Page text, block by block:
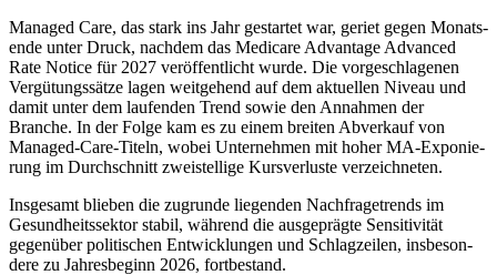
Managed Care, das stark ins Jahr gestartet war, geriet gegen Monats­
ende unter Druck, nach­dem das Medicare Advan­tage Advanced
Rate Notice für 2027 veröf­fent­licht wurde. Die vorge­schlagenen
Vergü­tungs­sätze lagen weitge­hend auf dem aktuellen Niveau und
damit unter dem laufenden Trend sowie den Annahmen der
Branche. In der Folge kam es zu einem breiten Abver­kauf von
Managed-Care-Titeln, wobei Unter­nehmen mit hoher MA-Exponie­
rung im Durch­schnitt zweistel­lige Kursver­luste verzeich­neten.
Insge­samt blieben die zugrunde liegenden Nachfra­ge­trends im
Gesund­heits­sektor stabil, während die ausge­prägte Sensi­ti­vität
gegen­über politi­schen Entwick­lungen und Schlag­zeilen, insbe­son­
dere zu Jahres­be­ginn 2026, fortbe­stand.